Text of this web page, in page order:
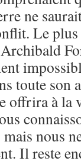
ne
Le plus
toute son
offrira à la
nous
Il reste